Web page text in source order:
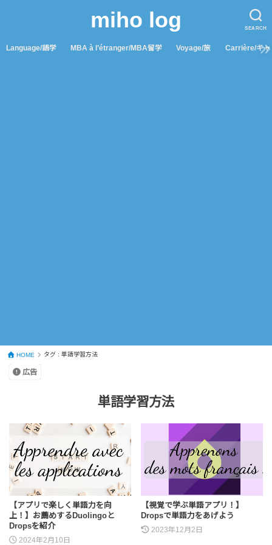
SEARCH
miho log
Language/語学 MBA à l’étranger/MBA留学 Voyage/旅 Carrière/キャ
HOME タグ : 単語学習方法
広告
単語学習方法
【アプリで楽しく単語力を向
上！】お薦めするDuolingoと
Dropsを紹介
2024年2月10日
【視覚で学ぶ単語アプリ！】
Dropsで単語力をあげよう
2023年12月2日